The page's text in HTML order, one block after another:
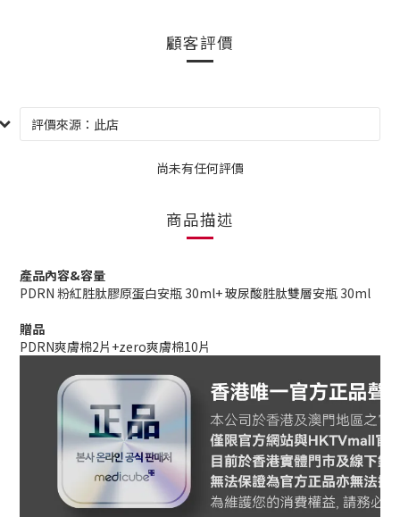
顧客評價
尚未有任何評價
商品描述
產品內容&容量
PDRN 粉紅胜肽膠原蛋白安瓶 30ml+ 玻尿酸胜肽雙層安瓶 30ml
贈品
PDRN爽膚棉2片+zero爽膚棉10片